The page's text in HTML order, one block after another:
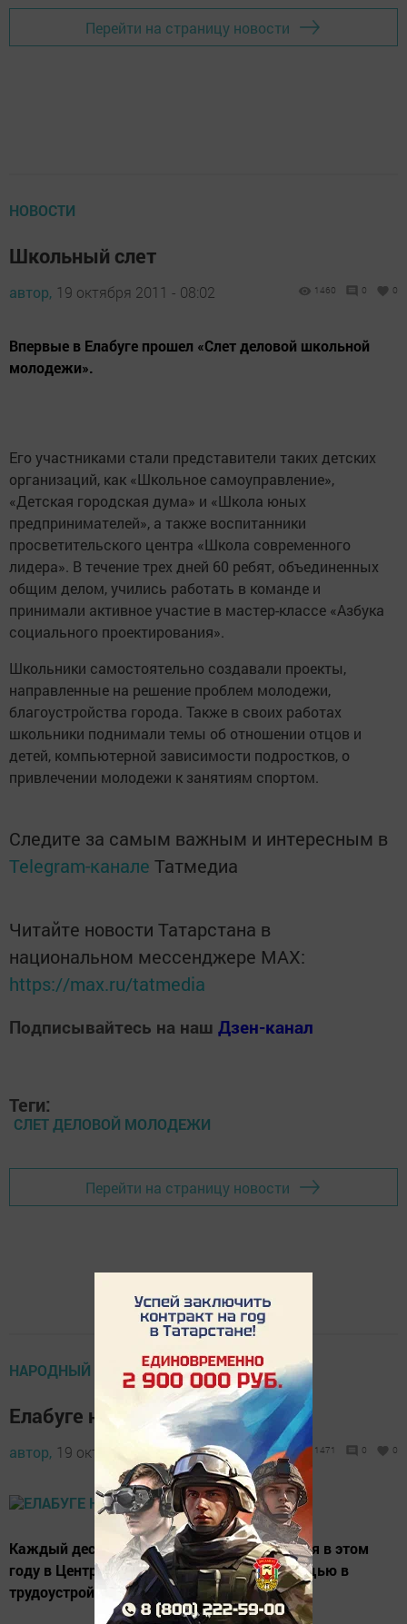
Перейти на страницу новости
НОВОСТИ
Школьный слет
автор, 19 октября 2011 - 08:02 1460 0 0
Впервые в Елабуге прошел «Слет деловой школьной
молодежи».
Его участниками стали представители таких детских
организаций, как «Школьное самоуправление»,
«Детская городская дума» и «Школа юных
предпринимателей», а также воспитанники
просветительского центра «Школа современного
лидера». В течение трех дней 60 ребят, объединенных
общим делом, учились работать в команде и
принимали активное участие в мастер-классе «Азбука
социального проектирования».
Школьники самостоятельно создавали проекты,
направленные на решение проблем молодежи,
благоустройства города. Также в своих работах
школьники поднимали темы об отношении отцов и
детей, компьютерной зависимости подростков, о
привлечении молодежи к занятиям спортом.
Следите за самым важным и интересным в
Telegram-канале Татмедиа
Читайте новости Татарстана в
национальном мессенджере MАХ:
https://max.ru/tatmedia
Подписывайтесь на наш Дзен-канал
Теги:
СЛЕТ ДЕЛОВОЙ МОЛОДЕЖИ
Перейти на страницу новости
НАРОДНЫЙ КАЛЕНДАРЬ
Елабуге нужны рабочие
автор, 19 октября 2011 - 07:55 1471 0 0
Каждый десятый житель Елабуги обратился в этом
году в Центр занятости населения за помощью в
трудоустройстве.